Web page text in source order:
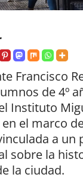
Francisco
de 4º
Instituto
el marco
a un
sobre la
la ciudad.